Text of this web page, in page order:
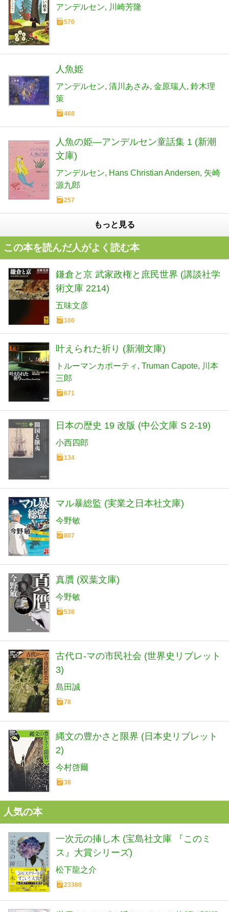
アンデルセン 川崎芳隆
570
人魚姫
アンデルセン 清川あさみ 金原瑞人
鈴木理
策
468
人魚の姫―アンデルセン童話集 1 (新潮
文庫)
アンデルセン Hans Christian Andersen 矢崎
源九郎
257
もっと見る
この本を読んだ人がよく読む本
鎌倉と京 武家政権と庶民世界 (講談社学
術文庫 2214)
五味文彦
100
叶えられた祈り (新潮文庫)
トルーマンカポーティ Truman Capote 川本
三郎
671
日本の歴史 19 改版 (中公文庫 S 2-19)
小西四郎
134
マル暴総監 (実業之日本社文庫)
今野敏
807
真贋 (双葉文庫)
今野敏
538
古代ロ-マの市民社会 (世界史リブレット
3)
島田誠
78
縄文の豊かさと限界 (日本史リブレット
2)
今村啓爾
38
人気の本
一次元の挿し木 (宝島社文庫 『このミ
ス』大賞シリーズ)
松下龍之介
23380